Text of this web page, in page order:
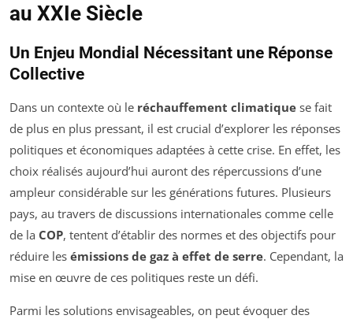
au XXIe Siècle
Un Enjeu Mondial Nécessitant une Réponse
Collective
Dans un contexte où le réchauffement climatique se fait
de plus en plus pressant, il est crucial d’explorer les réponses
politiques et économiques adaptées à cette crise. En effet, les
choix réalisés aujourd’hui auront des répercussions d’une
ampleur considérable sur les générations futures. Plusieurs
pays, au travers de discussions internationales comme celle
de la COP, tentent d’établir des normes et des objectifs pour
réduire les émissions de gaz à effet de serre. Cependant, la
mise en œuvre de ces politiques reste un défi.
Parmi les solutions envisageables, on peut évoquer des